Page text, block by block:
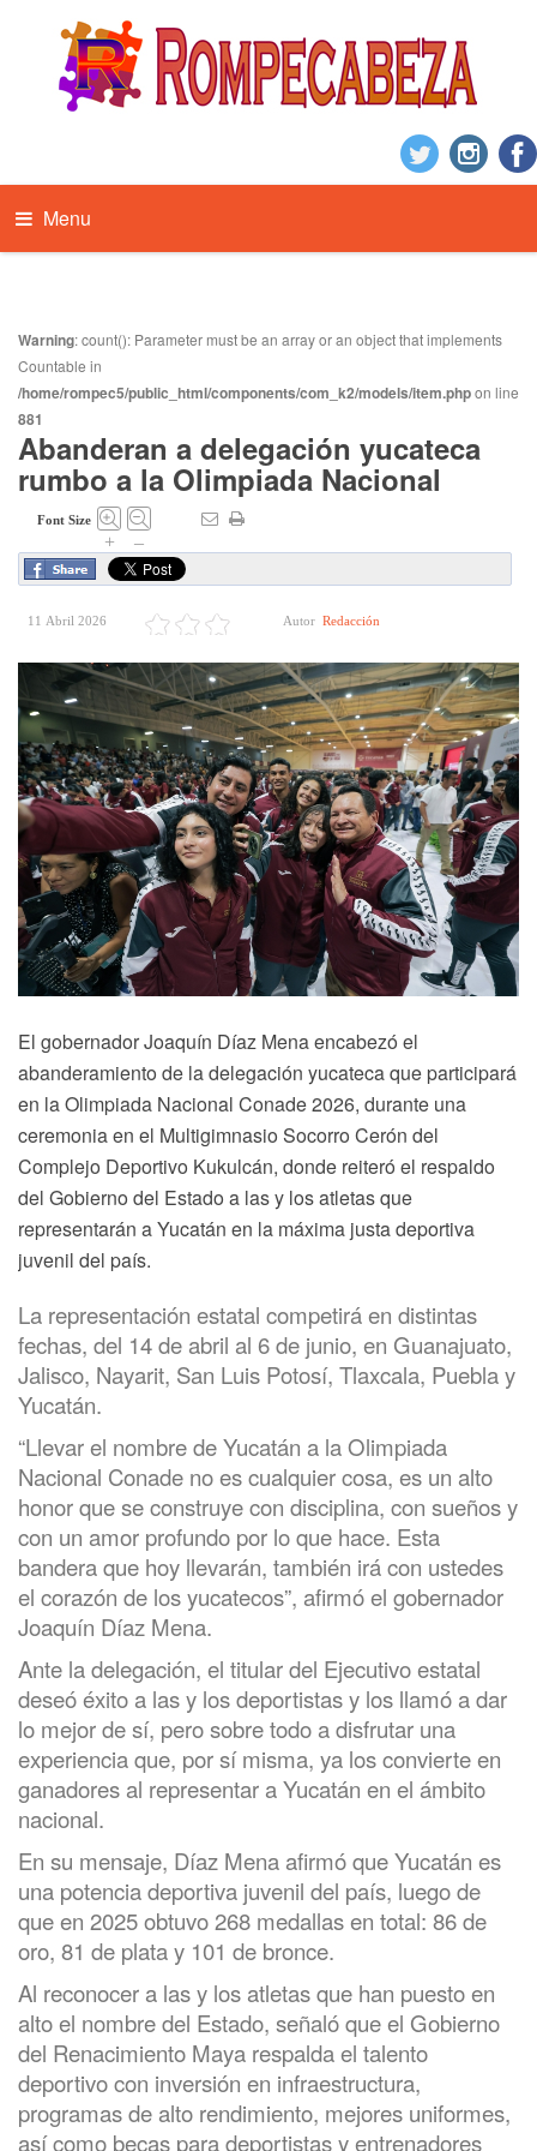
Menu
Warning: count(): Parameter must be an array or an object that implements
Countable in
/home/rompec5/public_html/components/com_k2/models/item.phpon line
881
Abanderan a delegación yucateca
rumbo a la Olimpiada Nacional
Font Size
+ –
11 Abril 2026 Autor Redacción
El gobernador Joaquín Díaz Mena encabezó el
abanderamiento de la delegación yucateca que participará
en la Olimpiada Nacional Conade 2026, durante una
ceremonia en el Multigimnasio Socorro Cerón del
Complejo Deportivo Kukulcán, donde reiteró el respaldo
del Gobierno del Estado a las y los atletas que
representarán a Yucatán en la máxima justa deportiva
juvenil del país.
La representación estatal competirá en distintas
fechas, del 14 de abril al 6 de junio, en Guanajuato,
Jalisco, Nayarit, San Luis Potosí, Tlaxcala, Puebla y
Yucatán.
“Llevar el nombre de Yucatán a la Olimpiada
Nacional Conade no es cualquier cosa, es un alto
honor que se construye con disciplina, con sueños y
con un amor profundo por lo que hace. Esta
bandera que hoy llevarán, también irá con ustedes
el corazón de los yucatecos”, afirmó el gobernador
Joaquín Díaz Mena.
Ante la delegación, el titular del Ejecutivo estatal
deseó éxito a las y los deportistas y los llamó a dar
lo mejor de sí, pero sobre todo a disfrutar una
experiencia que, por sí misma, ya los convierte en
ganadores al representar a Yucatán en el ámbito
nacional.
En su mensaje, Díaz Mena afirmó que Yucatán es
una potencia deportiva juvenil del país, luego de
que en 2025 obtuvo 268 medallas en total: 86 de
oro, 81 de plata y 101 de bronce.
Al reconocer a las y los atletas que han puesto en
alto el nombre del Estado, señaló que el Gobierno
del Renacimiento Maya respalda el talento
deportivo con inversión en infraestructura,
programas de alto rendimiento, mejores uniformes,
así como becas para deportistas y entrenadores